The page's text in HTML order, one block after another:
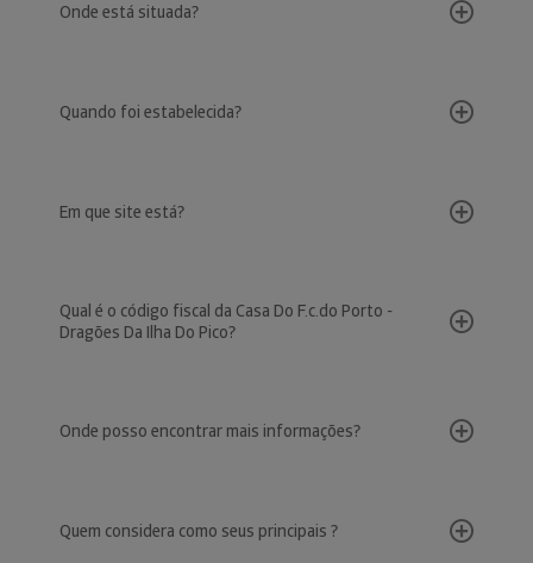
Onde está situada?
Quando foi estabelecida?
Em que site está?
Qual é o código fiscal da Casa Do F.c.do Porto -
Dragões Da Ilha Do Pico?
Onde posso encontrar mais informações?
Quem considera como seus principais ?